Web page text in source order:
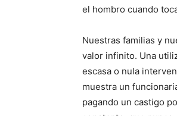
el hombro cuando
Nuestras familias y
valor infinito. Una
escasa o nula
muestra un
pagando un castigo